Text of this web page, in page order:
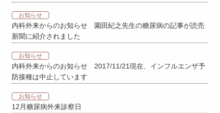
お知らせ
内科外来からのお知らせ 園田紀之先生の糖尿病の記事が読売
新聞に紹介されました
お知らせ
内科外来からのお知らせ 2017/11/21現在、インフルエンザ予
防接種は中止しています
お知らせ
12月糖尿病外来診察日